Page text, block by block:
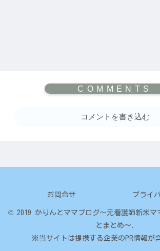
コメントを書き込む
お問合せ プライ
© 2019 かりんとママブログ～元看護師新米マ
とまとめ～.
※当サイトは提携する企業のPR情報が